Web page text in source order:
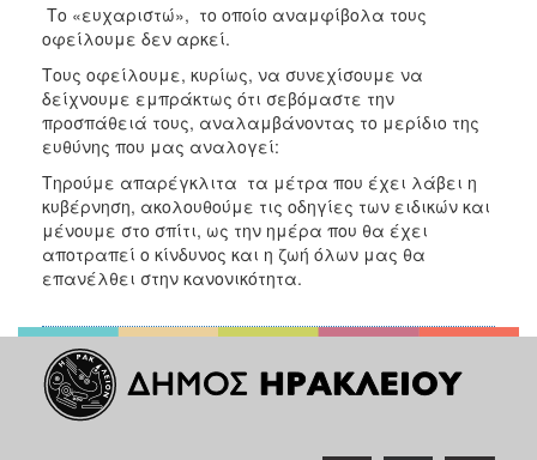
ΠΟΛΙΤΙΣΜΟΣ
ΑΝΘΕΚΤΙΚΗ
ΠΟΛΗ
Το «ευχαριστώ», το οποίο αναμφίβολα τους
οφείλουμε δεν αρκεί.
Τους οφείλουμε, κυρίως, να συνεχίσουμε να
δείχνουμε εμπράκτως ότι σεβόμαστε την
προσπάθειά τους, αναλαμβάνοντας το μερίδιο της
ευθύνης που μας αναλογεί:
Tηρούμε απαρέγκλιτα τα μέτρα που έχει λάβει η
κυβέρνηση, ακολουθούμε τις οδηγίες των ειδικών και
μένουμε στο σπίτι, ως την ημέρα που θα έχει
αποτραπεί ο κίνδυνος και η ζωή όλων μας θα
επανέλθει στην κανονικότητα.